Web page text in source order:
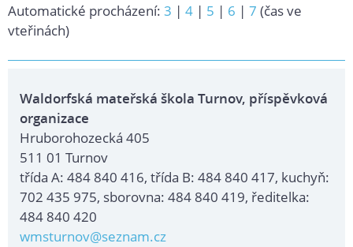
Automatické procházení: 3 | 4 | 5 | 6 | 7 (čas ve
vteřinách)
Waldorfská mateřská škola Turnov, příspěvková
organizace
Hruborohozecká 405
511 01 Turnov
třída A: 484 840 416, třída B: 484 840 417, kuchyň:
702 435 975, sborovna: 484 840 419, ředitelka:
484 840 420
wmsturnov@seznam.cz